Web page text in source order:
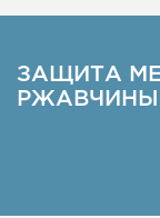
ЗАЩИТА
РЖАВЧИНЫ